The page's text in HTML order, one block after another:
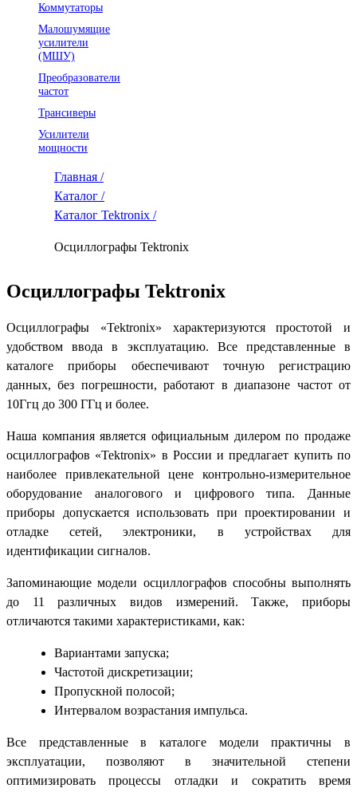
Коммутаторы
Малошумящие
усилители
(МШУ)
Преобразователи
частот
Трансиверы
Усилители
мощности
Главная /
Каталог /
Каталог Tektronix /
Осциллографы Tektronix
Осциллографы Tektronix
Осциллографы «Tektronix» характеризуются простотой и
удобством ввода в эксплуатацию. Все представленные в
каталоге приборы обеспечивают точную регистрацию
данных, без погрешности, работают в диапазоне частот от
10Ггц до 300 ГГц и более.
Наша компания является официальным дилером по продаже
осциллографов «Tektronix» в России и предлагает купить по
наиболее привлекательной цене контрольно-измерительное
оборудование аналогового и цифрового типа. Данные
приборы допускается использовать при проектировании и
отладке сетей, электроники, в устройствах для
идентификации сигналов.
Запоминающие модели осциллографов способны выполнять
до 11 различных видов измерений. Также, приборы
отличаются такими характеристиками, как:
Вариантами запуска;
Частотой дискретизации;
Пропускной полосой;
Интервалом возрастания импульса.
Все представленные в каталоге модели практичны в
эксплуатации, позволяют в значительной степени
оптимизировать процессы отладки и сократить время